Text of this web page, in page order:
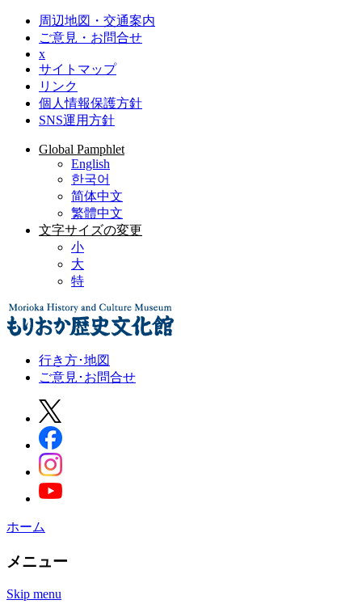
周辺地図・交通案内
ご意見・お問合せ
x
サイトマップ
リンク
個人情報保護方針
SNS運用方針
Global Pamphlet
English
한국어
简体中文
繁體中文
文字サイズの変更
小
大
特
行き方･地図
ご意見･お問合せ
ホーム
メニュー
Skip menu